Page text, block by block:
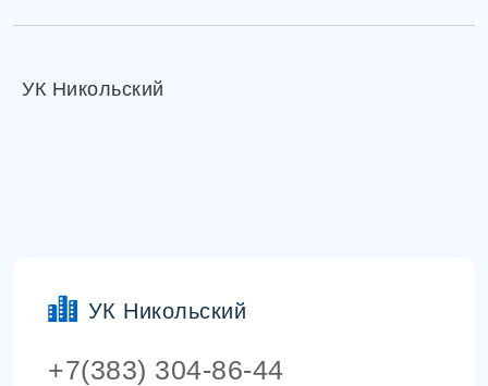
УК Никольский
УК Никольский
+7(383) 304-86-44